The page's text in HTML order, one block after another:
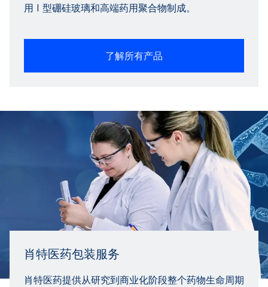
用 I 型硼硅玻璃和高端药用聚合物制成。
了解所有产品
肖特医药包装服务
肖特医药提供从研究到商业化阶段整个药物生命周期